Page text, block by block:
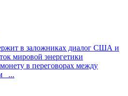
в заложниках диалог США и
мировой энергетики
в переговорах между
...